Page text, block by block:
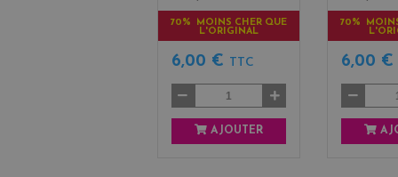
70% MOINS CHER QUE
L'ORIGINAL
6,00 € TTC
AJOUTER
70%
6,00 €